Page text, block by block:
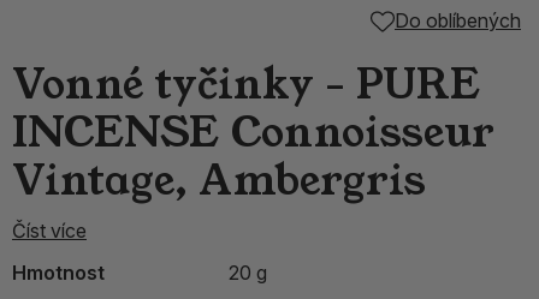
Do oblíbených
Vonné tyčinky - PURE
INCENSE Connoisseur
Vintage, Ambergris
Číst více
Hmotnost
20 g